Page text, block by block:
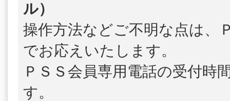
ル）
操作方法などご不明な点は、
でお応えいたします。
ＰＳＳ会員専用電話の受付時
す。